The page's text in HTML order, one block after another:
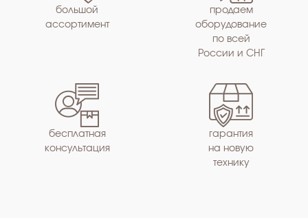
большой
ассортимент
продаем
оборудование
по всей
России и СНГ
бесплатная
консультация
гарантия
на новую
технику